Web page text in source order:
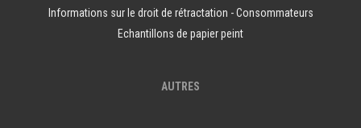
Informations sur le droit de rétractation - Consommateurs
Echantillons de papier peint
AUTRES